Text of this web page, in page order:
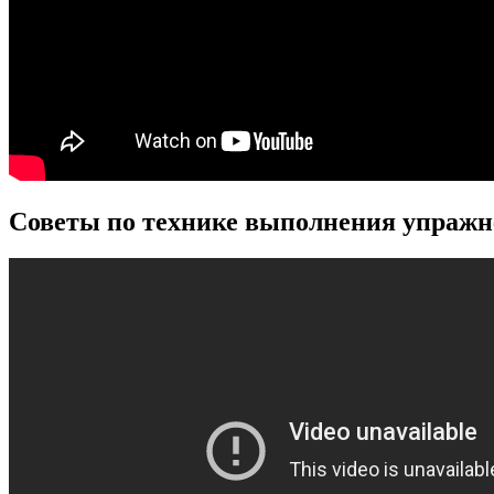
Советы по технике выполнения